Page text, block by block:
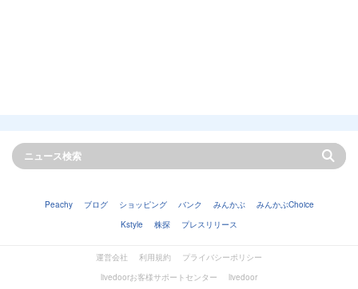
Peachy ブログ ショッピング バンク みんかぶ
みんかぶChoice
Kstyle
株探 プレスリリース
運営会社 利用規約
プライバシーポリシー
livedoorお客様サポートセンター
livedoor